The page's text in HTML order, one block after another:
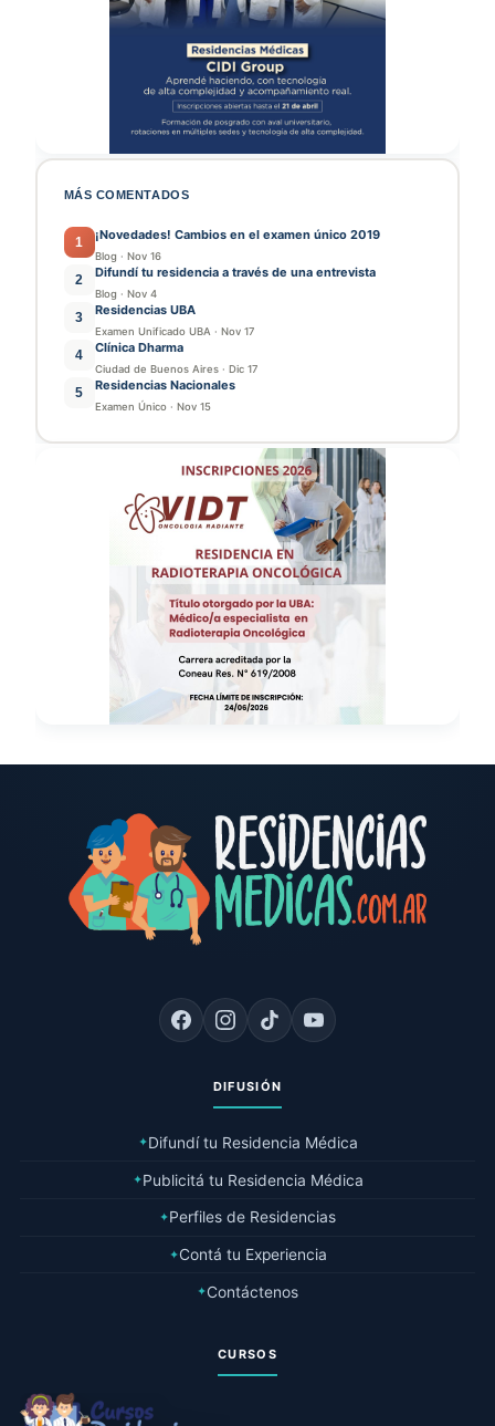
MÁS COMENTADOS
1 ¡Novedades! Cambios en el examen único 2019
Blog · Nov 16
2 Difundí tu residencia a través de una entrevista
Blog · Nov 4
3 Residencias UBA
Examen Unificado UBA · Nov 17
4 Clínica Dharma
Ciudad de Buenos Aires · Dic 17
5 Residencias Nacionales
Examen Único · Nov 15
DIFUSIÓN
✦Difundí tu Residencia Médica
✦Publicitá tu Residencia Médica
✦Perfiles de Residencias
✦Contá tu Experiencia
✦Contáctenos
CURSOS